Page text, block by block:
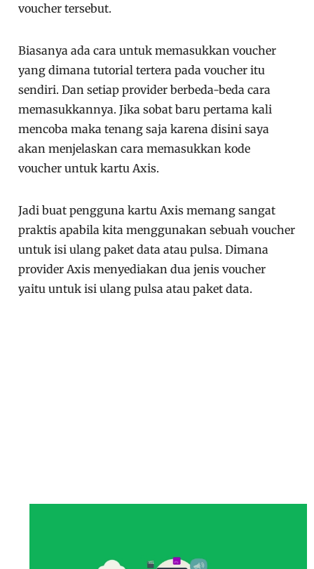
voucher tersebut.
Biasanya ada cara untuk memasukkan voucher
yang dimana tutorial tertera pada voucher itu
sendiri. Dan setiap provider berbeda-beda cara
memasukkannya. Jika sobat baru pertama kali
mencoba maka tenang saja karena disini saya
akan menjelaskan cara memasukkan kode
voucher untuk kartu Axis.
Jadi buat pengguna kartu Axis memang sangat
praktis apabila kita menggunakan sebuah voucher
untuk isi ulang paket data atau pulsa. Dimana
provider Axis menyediakan dua jenis voucher
yaitu untuk isi ulang pulsa atau paket data.